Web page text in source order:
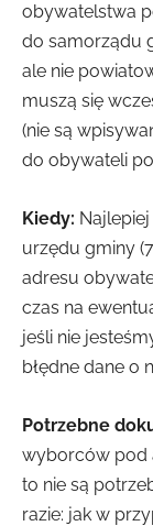
obywatelstwa
do samorządu
ale nie
muszą się
(nie są
do obywateli
Kiedy:
urzędu gminy
adresu
czas na
jeśli nie
błędne dane o
Potrzebne
wyborców pod
to nie są
razie: jak w